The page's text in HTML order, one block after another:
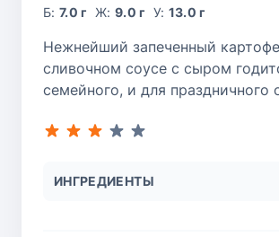
Б:7.0 г Ж: 9.0 г У: 13.0 г
Нежнейший запеченный
сливочном соусе с сыром
семейного, и для праздничного
ИНГРЕДИЕНТЫ